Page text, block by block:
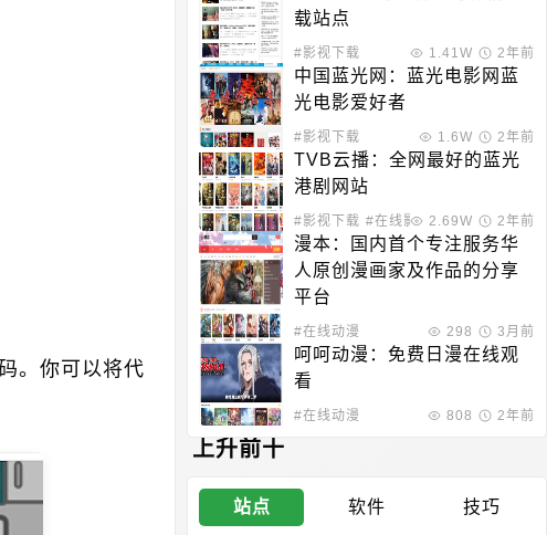
。你可以将代
载站点
#影视下载 1.41W 2年前
中国蓝光网：蓝光电影网蓝
光电影爱好者
#影视下载 1.6W 2年前
TVB云播：全网最好的蓝光
港剧网站
#影视下载 #在线影音2.69W 2年前
漫本：国内首个专注服务华
人原创漫画家及作品的分享
平台
#在线动漫 298 3月前
呵呵动漫：免费日漫在线观
看
#在线动漫 808 2年前
上升前十
站点 软件 技巧